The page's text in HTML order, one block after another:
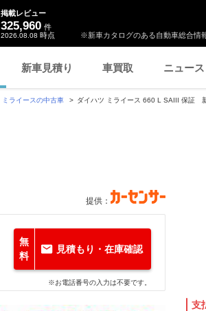
※新車カタログのある自動車総合情
掲載レビュー
325,960 件
2026.08.08 時点
新車見積り 車買取 ニュース
ミライースの中古車 ダイハツ ミライース 660 L SAIII 保証
提供：
無
料
見積もり・在庫確認
※お電話番号の入力は不要です。
支